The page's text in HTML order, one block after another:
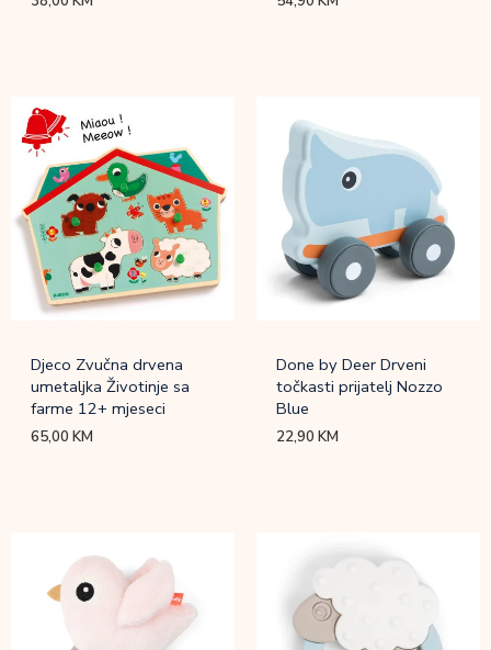
Djeco Zvučna drvena
umetaljka Životinje sa
farme 12+ mjeseci
65,00KM
Done by Deer Drveni
točkasti prijatelj Nozzo
Blue
22,90KM